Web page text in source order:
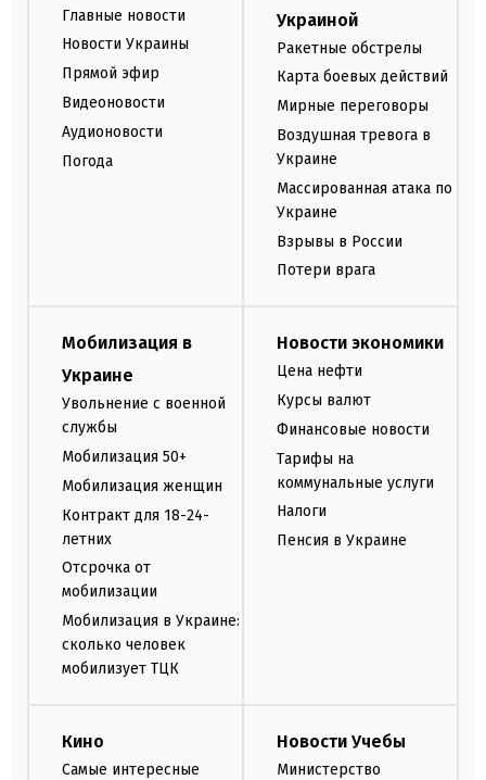
Главные новости
Новости Украины
Прямой эфир
Видеоновости
Аудионовости
Погода
Украиной
Ракетные обстрелы
Карта боевых действий
Мирные переговоры
Воздушная тревога в
Украине
Массированная атака по
Украине
Взрывы в России
Потери врага
Мобилизация в
Украине
Увольнение с военной
службы
Мобилизация 50+
Мобилизация женщин
Контракт для 18-24-
летних
Отсрочка от
мобилизации
Мобилизация в Украине:
сколько человек
мобилизует ТЦК
Новости экономики
Цена нефти
Курсы валют
Финансовые новости
Тарифы на
коммунальные услуги
Налоги
Пенсия в Украине
Кино
Самые интересные
Новости Учебы
Министерство